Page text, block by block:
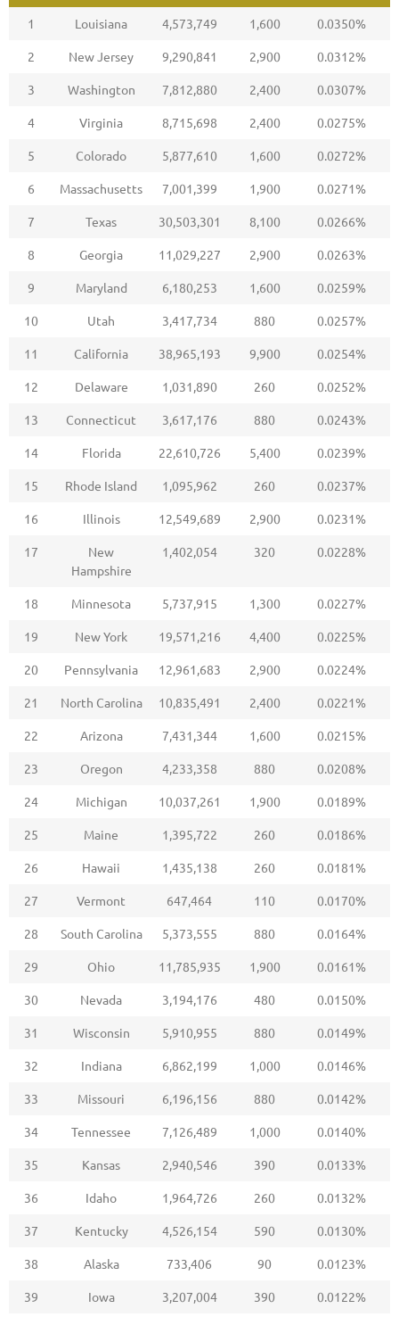
Rank
State
Population
2023
Google
Search
Volumes*
Percentage
Population
1 Louisiana 4,573,749 1,600 0.0350%
2 New Jersey 9,290,841 2,900 0.0312%
3 Washington 7,812,880 2,400 0.0307%
4 Virginia 8,715,698 2,400 0.0275%
5 Colorado 5,877,610 1,600 0.0272%
6 Massachusetts 7,001,399 1,900 0.0271%
7 Texas 30,503,301 8,100 0.0266%
8 Georgia 11,029,227 2,900 0.0263%
9 Maryland 6,180,253 1,600 0.0259%
10 Utah 3,417,734 880 0.0257%
11 California 38,965,193 9,900 0.0254%
12 Delaware 1,031,890 260 0.0252%
13 Connecticut 3,617,176 880 0.0243%
14 Florida 22,610,726 5,400 0.0239%
15 Rhode Island 1,095,962 260 0.0237%
16 Illinois 12,549,689 2,900 0.0231%
17
New
Hampshire
1,402,054 320 0.0228%
18 Minnesota 5,737,915 1,300 0.0227%
19 New York 19,571,216 4,400 0.0225%
20 Pennsylvania 12,961,683 2,900 0.0224%
21 North Carolina 10,835,491 2,400 0.0221%
22 Arizona 7,431,344 1,600 0.0215%
23 Oregon 4,233,358 880 0.0208%
24 Michigan 10,037,261 1,900 0.0189%
25 Maine 1,395,722 260 0.0186%
26 Hawaii 1,435,138 260 0.0181%
27 Vermont 647,464 110 0.0170%
28 South Carolina 5,373,555 880 0.0164%
29 Ohio 11,785,935 1,900 0.0161%
30 Nevada 3,194,176 480 0.0150%
31 Wisconsin 5,910,955 880 0.0149%
32 Indiana 6,862,199 1,000 0.0146%
33 Missouri 6,196,156 880 0.0142%
34 Tennessee 7,126,489 1,000 0.0140%
35 Kansas 2,940,546 390 0.0133%
36 Idaho 1,964,726 260 0.0132%
37 Kentucky 4,526,154 590 0.0130%
38 Alaska 733,406 90 0.0123%
39 Iowa 3,207,004 390 0.0122%